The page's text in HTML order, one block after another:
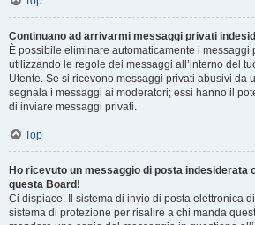
Continuano ad arrivarmi messaggi privati
È possibile eliminare automaticamente i messaggi
utilizzando le regole dei messaggi all’interno del
Utente. Se si ricevono messaggi privati ​​abusivi da
segnala i messaggi ai moderatori; essi hanno il
di inviare messaggi privati​​.
Top
Ho ricevuto un messaggio di posta indesiderata
questa Board!
Ci dispiace. Il sistema di invio di posta elettronica
sistema di protezione per risalire a chi manda